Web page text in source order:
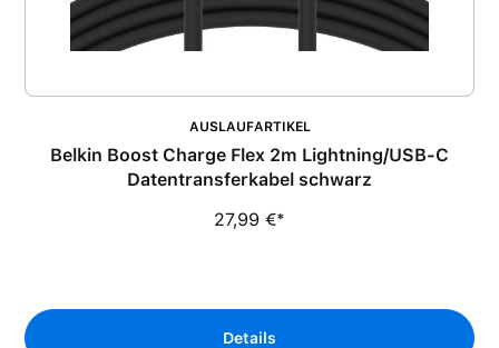
AUSLAUFARTIKEL
Belkin Boost Charge Flex 2m Lightning/USB-C
Datentransferkabel schwarz
27,99 €*
Details